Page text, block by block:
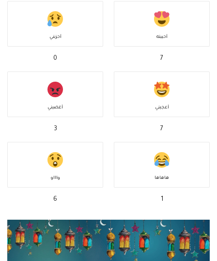
أحببته
7
أحزنني
0
أعجبني
7
أغضبني
3
هاهاها
1
واااو
6